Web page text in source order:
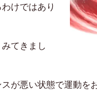
けではあり
てきまし
が悪い状態で運動を